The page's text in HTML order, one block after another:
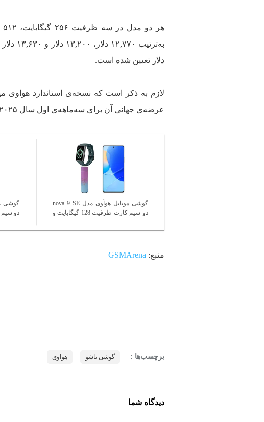
دلار تعیین شده است.
عرضه‌ی جهانی آن برای سه‌ماهه‌ی اول سال ۲۰۲۵ برنامه‌ریزی شده است.
گوشی موبایل هوآوی مدل nova 9 SE
دو سیم کارت ظرفیت 128 گیگابایت و
هوشمند Band 6 و فلاسک هوشمند
منبع: GSMArena
برچسب‌ها : گوشی تاشو هواوی
دیدگاه شما